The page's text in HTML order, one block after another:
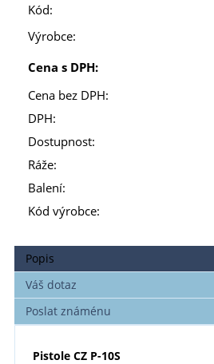
Kód:
Výrobce:
Cena s DPH:
Cena bez DPH:
DPH:
Dostupnost:
Ráže:
Balení:
Kód výrobce:
Popis
Váš dotaz
Poslat známénu
Pistole CZ P-10S